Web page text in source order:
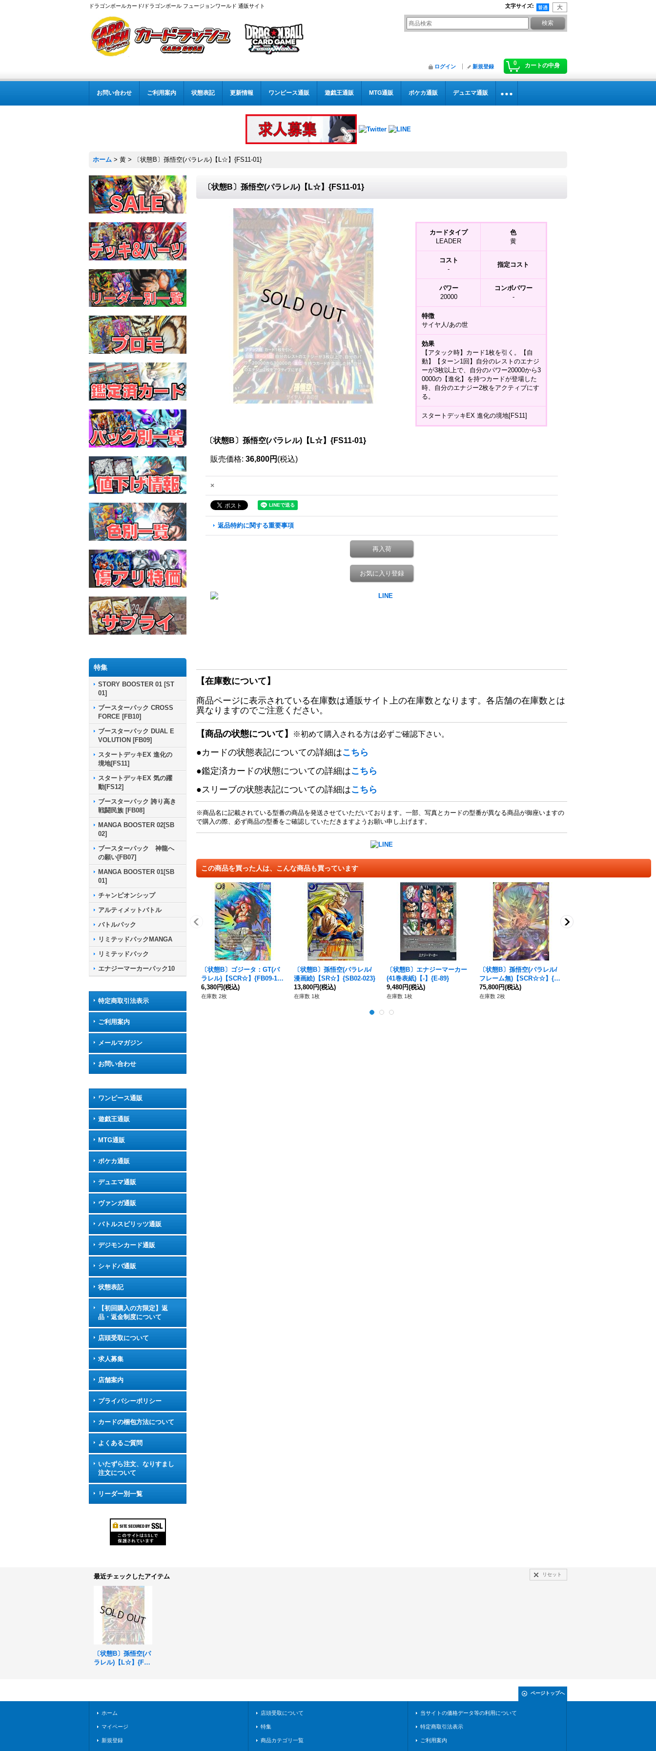
ドラゴンボールカード/ドラゴンボール フュージョンワールド 通販サイト 文字サイズ:
0 カートの中身
ログイン 新規登録
お問い合わせ ご利用案内 状態表記 更新情報 ワンピース通販 遊戯王通販 MTG通販 ポケカ通販 デュエマ通販
ホーム > 黄 > 〔状態B〕孫悟空(パラレル)【L☆】{FS11-01}
特集
STORY BOOSTER 01 [ST
01]
ブースターパック CROSS
FORCE [FB10]
ブースターパック DUAL E
VOLUTION [FB09]
スタートデッキEX 進化の
境地[FS11]
スタートデッキEX 気の躍
動[FS12]
ブースターパック 誇り高き
戦闘民族 [FB08]
MANGA BOOSTER 02[SB
02]
ブースターパック 神龍へ
の願い[FB07]
MANGA BOOSTER 01[SB
01]
チャンピオンシップ
アルティメットバトル
バトルパック
リミテッドパックMANGA
リミテッドパック
エナジーマーカーパック10
特定商取引法表示
ご利用案内
メールマガジン
お問い合わせ
ワンピース通販
遊戯王通販
MTG通販
ポケカ通販
デュエマ通販
ヴァンガ通販
バトルスピリッツ通販
デジモンカード通販
シャドバ通販
状態表記
【初回購入の方限定】返
品・返金制度について
店頭受取について
求人募集
店舗案内
プライバシーポリシー
カードの梱包方法について
よくあるご質問
いたずら注文、なりすまし
注文について
リーダー別一覧
〔状態B〕孫悟空(パラレル)【L☆】{FS11-01}
カードタイプ
LEADER
色
黄
コスト
-
指定コスト
パワー
20000
コンボパワー
-
特徴
サイヤ人/あの世
効果
【アタック時】カード1枚を引く。【自
動】【ターン1回】自分のレストのエナジ
ーが3枚以上で、自分のパワー20000から3
0000の【進化】を持つカードが登場した
時、自分のエナジー2枚をアクティブにす
る。
スタートデッキEX 進化の境地[FS11]
〔状態B〕孫悟空(パラレル)【L☆】{FS11-01}
販売価格: 36,800円 (税込)
×
返品特約に関する重要事項
再入荷
お気に入り登録
【在庫数について】
商品ページに表示されている在庫数は通販サイト上の在庫数となります。各店舗の在庫数とは
異なりますのでご注意ください。
【商品の状態について】 ※初めて購入される方は必ずご確認下さい。
●カードの状態表記についての詳細はこちら
●鑑定済カードの状態についての詳細はこちら
●スリーブの状態表記についての詳細はこちら
※商品名に記載されている型番の商品を発送させていただいております。一部、写真とカードの型番が異なる商品が御座いますの
で購入の際、必ず商品の型番をご確認していただきますようお願い申し上げます。
この商品を買った人は、こんな商品も買っています
〔状態B〕ゴジータ：GT(パ
ラレル)【SCR☆】{FB09-12
3}
6,380円(税込)
在庫数 2枚
〔状態B〕孫悟空(パラレル/
漫画絵)【SR☆】{SB02-023}
13,800円(税込)
在庫数 1枚
〔状態B〕エナジーマーカー
(41巻表紙)【-】{E-89}
9,480円(税込)
在庫数 1枚
〔状態B〕孫悟空(パラレル/
フレーム無)【SCR☆☆】{FB
04-129}
75,800円(税込)
在庫数 2枚
最近チェックしたアイテム リセット
〔状態B〕孫悟空(パ
ラレル)【L☆】{FS1
ページトップへ
ホーム
マイページ
新規登録
店頭受取について
特集
商品カテゴリ一覧
当サイトの価格データ等の利用について
特定商取引法表示
ご利用案内